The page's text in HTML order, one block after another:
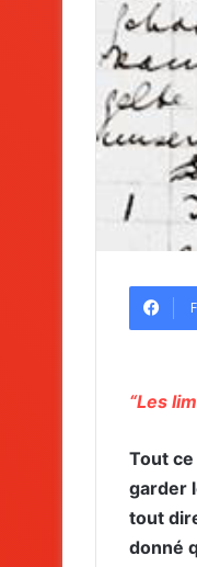
“Les
Tout
garder
tout
donné